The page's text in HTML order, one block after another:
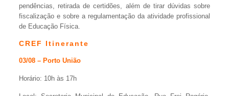
pendências, retirada de certidões, além de tirar dúvidas sobre
fiscalização e sobre a regulamentação da atividade profissional
de Educação Física.
CREF Itinerante
03/08 – Porto União
Horário: 10h às 17h